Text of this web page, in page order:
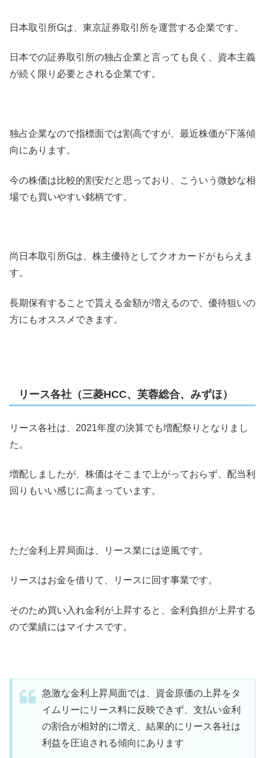
日本取引所Gは、東京証券取引所を運営する企業です。
日本での証券取引所の独占企業と言っても良く、資本主義
が続く限り必要とされる企業です。
独占企業なので指標面では割高ですが、最近株価が下落傾
向にあります。
今の株価は比較的割安だと思っており、こういう微妙な相
場でも買いやすい銘柄です。
尚日本取引所Gは、株主優待としてクオカードがもらえま
す。
長期保有することで貰える金額が増えるので、優待狙いの
方にもオススメできます。
リース各社（三菱HCC、芙蓉総合、みずほ）
リース各社は、2021年度の決算でも増配祭りとなりまし
た。
増配しましたが、株価はそこまで上がっておらず、配当利
回りもいい感じに高まっています。
ただ金利上昇局面は、リース業には逆風です。
リースはお金を借りて、リースに回す事業です。
そのため買い入れ金利が上昇すると、金利負担が上昇する
ので業績にはマイナスです。
急激な金利上昇局面では、資金原価の上昇をタ
イムリーにリース料に反映できず、支払い金利
の割合が相対的に増え、結果的にリース各社は
利益を圧迫される傾向にあります